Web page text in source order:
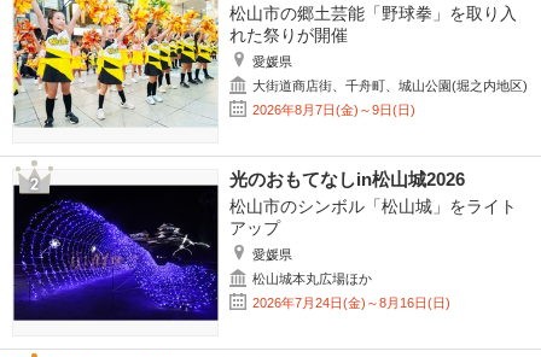
松山市の郷土芸能「野球拳」を取り入
れた祭りが開催
愛媛県
大街道商店街、千舟町、城山公園(堀之内地区)
2026年8月7日(金)～9日(日)
光のおもてなしin松山城2026
松山市のシンボル「松山城」をライト
アップ
愛媛県
松山城本丸広場ほか
2026年7月24日(金)～8月16日(日)